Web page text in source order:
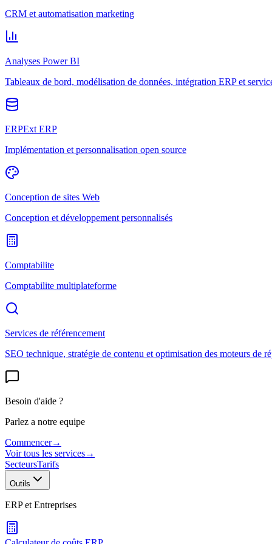
CRM et automatisation marketing
Analyses Power BI
Tableaux de bord, modélisation de données, intégration ERP et
ERPExt ERP
Implémentation et personnalisation open source
Conception de sites Web
Conception et développement personnalisés
Comptabilite
Comptabilite multiplateforme
Services de référencement
SEO technique, stratégie de contenu et optimisation des moteurs de
Besoin d'aide ?
Parlez a notre equipe
Commencer→
Voir tous les services→
SecteursTarifs
Outils
ERP et Entreprises